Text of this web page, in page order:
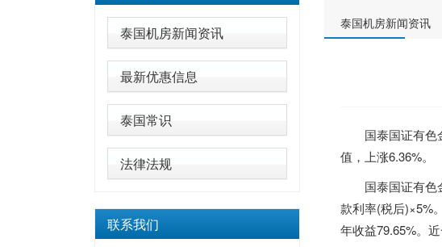
泰国机房新闻资讯
最新优惠信息
泰国常识
法律法规
联系我们
泰国机房新闻资讯
国泰国证有色
值，上涨6.36%。
国泰国证有色
款利率(税后)×5%
年收益79.65%。